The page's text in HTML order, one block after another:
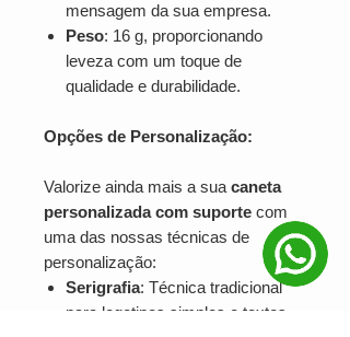
mensagem da sua empresa.
Peso: 16 g, proporcionando
leveza com um toque de
qualidade e durabilidade.
Opções de Personalização:
Valorize ainda mais a sua caneta
personalizada com suporte com
uma das nossas técnicas de
personalização:
Serigrafia: Técnica tradicional
para logotipos simples e textos,